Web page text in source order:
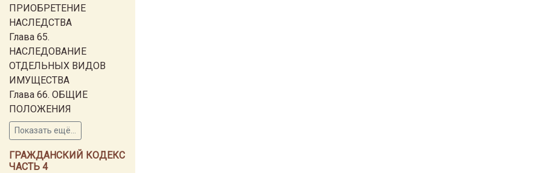
ПРИОБРЕТЕНИЕ
НАСЛЕДСТВА
Глава 65.
НАСЛЕДОВАНИЕ
ОТДЕЛЬНЫХ ВИДОВ
ИМУЩЕСТВА
Глава 66. ОБЩИЕ
ПОЛОЖЕНИЯ
Показать ещё...
ГРАЖДАНСКИЙ КОДЕКС
ЧАСТЬ 4